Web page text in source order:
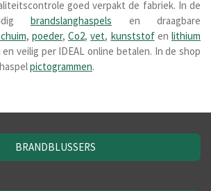
goed verpakt de fabriek. In de
brandslanghaspels en draagbare
, poeder, Co2,vet, kunststof en lithium
veilig per IDEAL online betalen. In de shop
pictogrammen.
BRANDBLUSSERS